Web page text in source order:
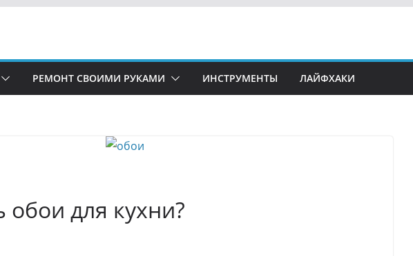
РЕМОНТ СВОИМИ РУКАМИ ИНСТРУМЕНТЫ ЛАЙФХАКИ
обои для кухни?